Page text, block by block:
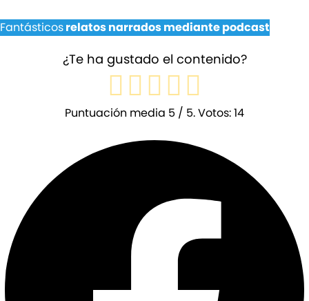
Fantásticosrelatos narrados mediante podcast
¿Te ha gustado el contenido?
Puntuación media 5 / 5. Votos:14